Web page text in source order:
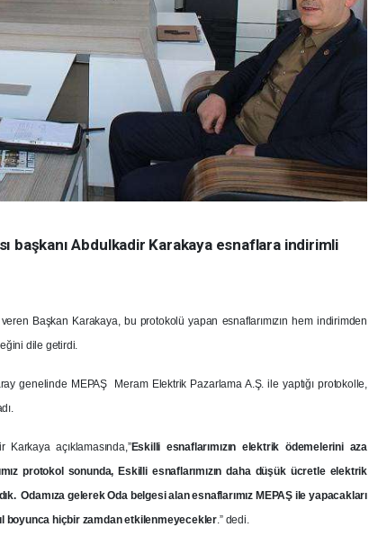
başkanı Abdulkadir Karakaya esnaflara indirimli
Başkan Karakaya, bu protokolü yapan esnaflarımızın hem indirimden
dile getirdi.
genelinde MEPAŞ Meram Elektrik Pazarlama A.Ş. ile yaptığı protokolle,
açıklamasında,”Eskilli esnaflarımızın elektrik ödemelerini aza
protokol sonunda, Eskilli esnaflarımızın daha düşük ücretle elektrik
Odamıza gelerek Oda belgesi alan esnaflarımız MEPAŞ ile yapacakları
boyunca hiçbir zamdan etkilenmeyecekler.” dedi.